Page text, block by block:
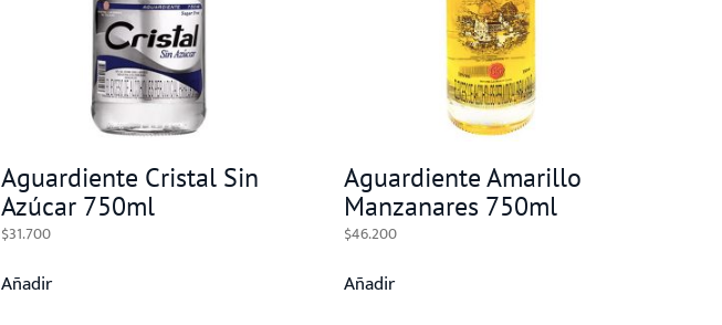
Aguardiente Cristal Sin
Azúcar 750ml
$31.700
Añadir
Aguardiente Amarillo
Manzanares 750ml
$46.200
Añadir